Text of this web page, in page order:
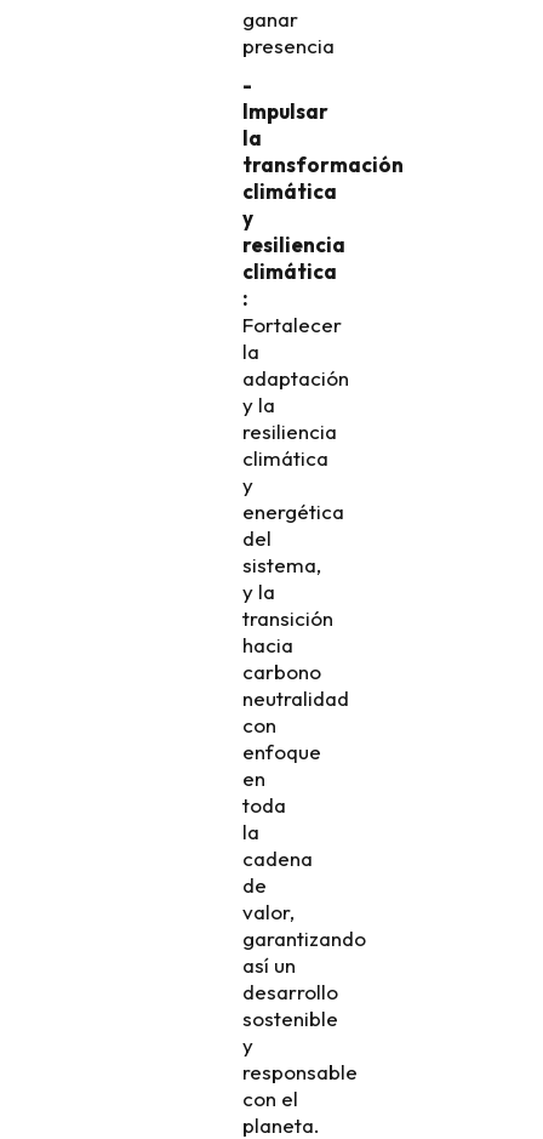
ganar
presencia
-
Impulsar
la
transformación
climática
y
resiliencia
climática
:
Fortalecer
la
adaptación
y la
resiliencia
climática
y
energética
del
sistema,
y la
transición
hacia
carbono
neutralidad
con
enfoque
en
toda
la
cadena
de
valor,
garantizando
así un
desarrollo
sostenible
y
responsable
con el
planeta.